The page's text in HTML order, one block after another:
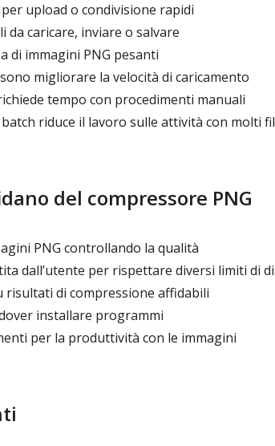
upload o condivisione rapidi
da caricare, inviare o salvare
di immagini PNG pesanti
migliorare la velocità di caricamento
tempo con procedimenti manuali
riduce il lavoro sulle attività con molti
del compressore PNG
PNG controllando la qualità
dall’utente per rispettare diversi limiti di
risultati di compressione affidabili
installare programmi
per la produttività con le immagini